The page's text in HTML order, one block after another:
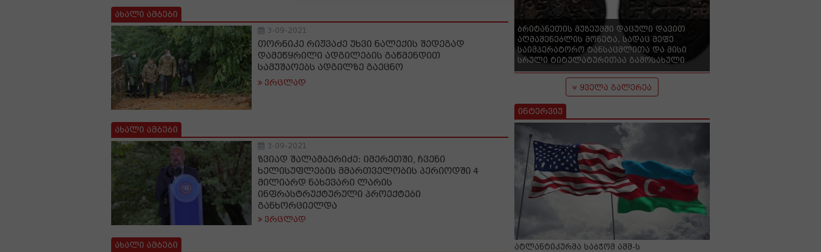
ახალი ამბები
3-09-2021
თორნიკე რიჟვაძე უხვი ნალექის შედეგად
დამეწყრილი ადგილების გაწმენდით
სამუშაოებს ადგილზე გაეცნო
ვრცლად
ახალი ამბები
3-09-2021
ზვიად შალამბერიძე: იმერეთში, ჩვენი
ხელისუფლების მმართველობის პერიოდში 4
მილიარდ ნახევარი ლარის
ინფრასტრუქტურული პროექტები
განხორციელდა
ვრცლად
ახალი ამბები
ბრიტანეთის მუზეუმში დაცული დავით
აღმაშენებლის მონეტა, სადაც მეფე
საიმპერატორო ტანსაცმლითა და მისი
სრული ტიტულატურითაა გამოსახული
ყველა გალერეა
ინტერვიუ
ატლანტიკურმა საბჭომ აშშ-ს